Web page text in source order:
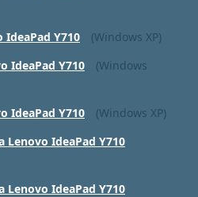
Y710
(Windows XP)
IdeaPad Y710
(Windows
IdeaPad Y710
(Windows XP)
IdeaPad Y710
IdeaPad Y710